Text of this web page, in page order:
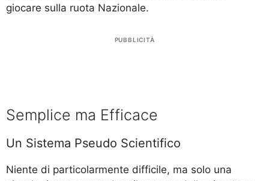
giocare sulla ruota Nazionale.
PUBBLICITÀ
Semplice ma Efficace
Un Sistema Pseudo Scientifico
Niente di particolarmente difficile, ma solo una